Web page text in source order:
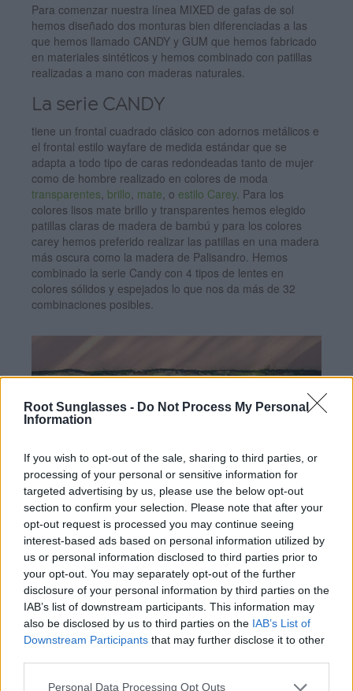
Root Sunglasses - Do Not Process My Personal
Information
If you wish to opt-out of the sale, sharing to third parties, or
processing of your personal or sensitive information for
targeted advertising by us, please use the below opt-out
section to confirm your selection. Please note that after your
opt-out request is processed you may continue seeing
interest-based ads based on personal information utilized by
us or personal information disclosed to third parties prior to
your opt-out. You may separately opt-out of the further
disclosure of your personal information by third parties on the
IAB’s list of downstream participants. This information may
also be disclosed by us to third parties on the IAB’s List of
Downstream Participants that may further disclose it to other
Personal Data Processing Opt Outs
Para comenzar nuestra línea MIXED de gafas de sol
hemos diseñado dos monturas bien diferenciadas a las
que hemos llamado CANDY y GUM que hemos fabricado
en materiales sintéticos y hemos combinado con patillas
realizadas a mano con maderas naturales.
La serie CANDY
tiene un frontal cuadrado clásico con adornos metálicos e
el frontal estilo wayfare de medida estándar que se
adapta a todo tipo de caras redondeadas tanto de mujer
como de hombre realizado en colores de moda
transparentes brillo mate , o estilo Carey. Para los
colores lisos mate brillo y transparentes hemos elegido
patillas claras de madera de bambú y para los colores
carey hemos preferido realizar las patillas en una madera
más oscura como la madera de Palisandro. Hemos
combinado la serie Candy con 4 tipos de lentes en
colores sólidos y espejados lo que nos da más de 32
combinaciones posibles.
La serie GUM
tiene un frontal redondeado estilo mariposa cde medida
estándar que se adapta a todo tipo de caras
redondeadas tanto de mujer como de hombre realizado
en colores transparentes,brillo, oestilo Carey. Para los
colores lisos mate brillo y transparentes hemos elegido
patillas claras de madera de bambú y para los colores